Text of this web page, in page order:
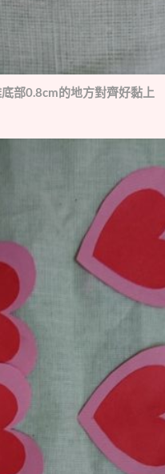
部0.8cm的地方對齊好黏上